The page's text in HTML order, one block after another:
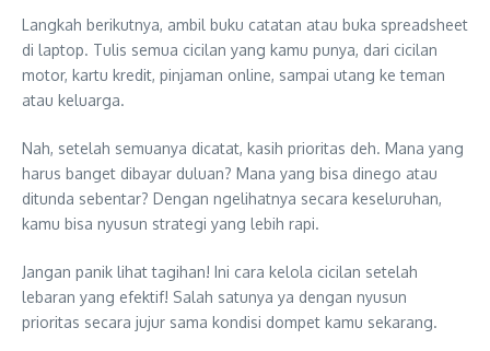
Langkah berikutnya, ambil buku catatan atau buka spreadsheet
di laptop. Tulis semua cicilan yang kamu punya, dari cicilan
motor, kartu kredit, pinjaman online, sampai utang ke teman
atau keluarga.
Nah, setelah semuanya dicatat, kasih prioritas deh. Mana yang
harus banget dibayar duluan? Mana yang bisa dinego atau
ditunda sebentar? Dengan ngelihatnya secara keseluruhan,
kamu bisa nyusun strategi yang lebih rapi.
Jangan panik lihat tagihan! Ini cara kelola cicilan setelah
lebaran yang efektif! Salah satunya ya dengan nyusun
prioritas secara jujur sama kondisi dompet kamu sekarang.